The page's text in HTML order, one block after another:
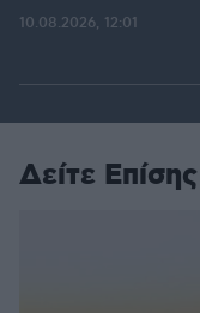
10.08.2026, 12:01
Δείτε Επίσης